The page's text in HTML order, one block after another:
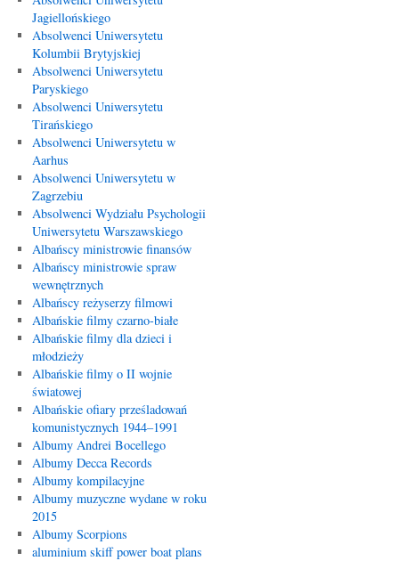
Jagiellońskiego
Absolwenci Uniwersytetu
Kolumbii Brytyjskiej
Absolwenci Uniwersytetu
Paryskiego
Absolwenci Uniwersytetu
Tirańskiego
Absolwenci Uniwersytetu w
Aarhus
Absolwenci Uniwersytetu w
Zagrzebiu
Absolwenci Wydziału Psychologii
Uniwersytetu Warszawskiego
Albańscy ministrowie finansów
Albańscy ministrowie spraw
wewnętrznych
Albańscy reżyserzy filmowi
Albańskie filmy czarno-białe
Albańskie filmy dla dzieci i
młodzieży
Albańskie filmy o II wojnie
światowej
Albańskie ofiary prześladowań
komunistycznych 1944–1991
Albumy Andrei Bocellego
Albumy Decca Records
Albumy kompilacyjne
Albumy muzyczne wydane w roku
2015
Albumy Scorpions
aluminium skiff power boat plans